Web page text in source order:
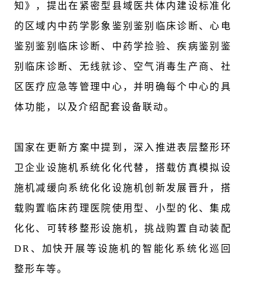
知》，提出在紧密型县域医共体内建设标准化
的区域内中药学影象鉴别鉴别临床诊断、心电
鉴别鉴别临床诊断、中药学捡验、疾病鉴别鉴
别临床诊断、无线就诊、空气消毒生产商、社
区医疗应急等管理中心，并明确每个中心的具
体功能，以及介绍配套设备联动。
国家在更新方案中提到，深入推进表层整形环
卫企业设施机系统化化代替，搭载仿真模拟设
施机减缓向系统化化设施机创新发展晋升，搭
载购置临床药理医院使用型、小型的化、集成
化化、可转移整形设施机，挑战购置自动装配
DR、加快开展等设施机的智能化系统化巡回
整形车等。